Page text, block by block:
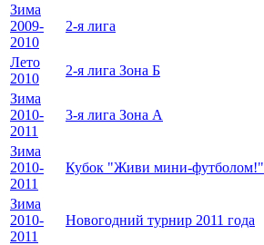
Зима
2009-
2010
2-я лига
Лето
2010
2-я лига Зона Б
Зима
2010-
2011
3-я лига Зона А
Зима
2010-
2011
Кубок "Живи мини-футболом!"
Зима
2010-
2011
Новогодний турнир 2011 года